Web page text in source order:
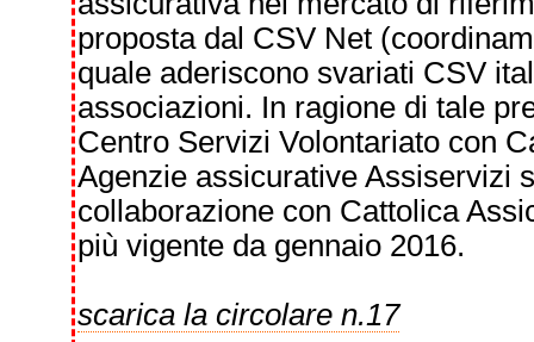
proposta dal CSV Net
quale aderiscono svariati CSV
associazioni. In ragione di tale
Centro Servizi Volontariato con
Agenzie assicurative Assiservizi
collaborazione con Cattolica
più vigente da gennaio 2016.
scarica la circolare n.17